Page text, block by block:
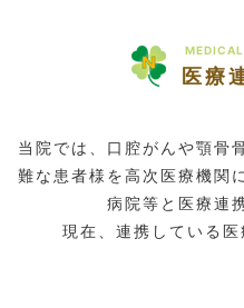
医療
当院では、口腔がんや顎骨
難な患者様を高次医療機関
病院等と医療連
現在、連携している医